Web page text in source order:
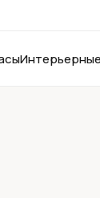
Интерьерные